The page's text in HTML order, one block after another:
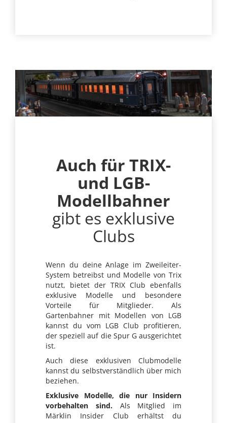
Auch für TRIX-
und LGB-
Modellbahner
gibt es exklusive
Clubs
Wenn du deine Anlage im Zweileiter-
System betreibst und Modelle von Trix
nutzt, bietet der TRIX Club ebenfalls
exklusive Modelle und besondere
Vorteile für Mitglieder. Als
Gartenbahner mit Modellen von LGB
kannst du vom LGB Club profitieren,
der speziell auf die Spur G ausgerichtet
ist.
Auch diese exklusiven Clubmodelle
kannst du selbstverständlich über mich
beziehen.
Exklusive Modelle, die nur Insidern
vorbehalten sind.Als Mitglied im
Märklin Insider Club erhältst du